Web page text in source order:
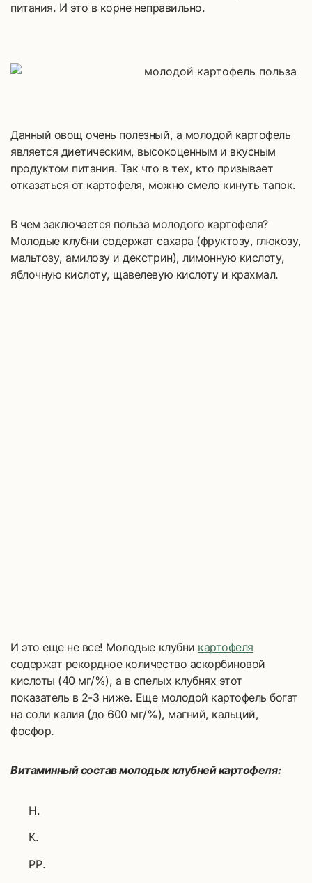
питания. И это в корне неправильно.
Данный овощ очень полезный, а молодой картофель
является диетическим, высокоценным и вкусным
продуктом питания. Так что в тех, кто призывает
отказаться от картофеля, можно смело кинуть тапок.
В чем заключается польза молодого картофеля?
Молодые клубни содержат сахара (фруктозу, глюкозу,
мальтозу, амилозу и декстрин), лимонную кислоту,
яблочную кислоту, щавелевую кислоту и крахмал.
И это еще не все! Молодые клубни картофеля
содержат рекордное количество аскорбиновой
кислоты (40 мг/%), а в спелых клубнях этот
показатель в 2-3 ниже. Еще молодой картофель богат
на соли калия (до 600 мг/%), магний, кальций,
фосфор.
Витаминный состав молодых клубней картофеля:
Н.
К.
РР.